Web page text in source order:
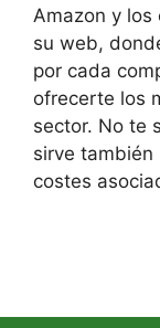
Amazon y
su web,
por cada
ofrecerte los
sector. No te
sirve también
costes